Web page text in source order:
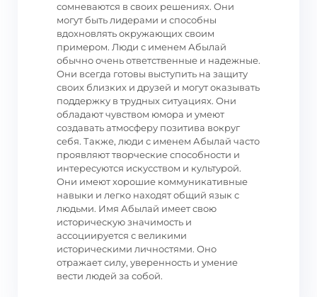
сомневаются в своих решениях. Они
могут быть лидерами и способны
вдохновлять окружающих своим
примером. Люди с именем Абылай
обычно очень ответственные и надежные.
Они всегда готовы выступить на защиту
своих близких и друзей и могут оказывать
поддержку в трудных ситуациях. Они
обладают чувством юмора и умеют
создавать атмосферу позитива вокруг
себя. Также, люди с именем Абылай часто
проявляют творческие способности и
интересуются искусством и культурой.
Они имеют хорошие коммуникативные
навыки и легко находят общий язык с
людьми. Имя Абылай имеет свою
историческую значимость и
ассоциируется с великими
историческими личностями. Оно
отражает силу, уверенность и умение
вести людей за собой.